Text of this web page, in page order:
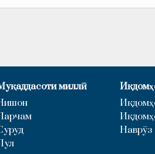
миллӣ